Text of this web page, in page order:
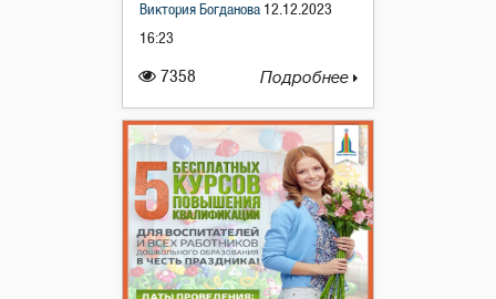
7358
Виктория Богданова 12.12.2023
16:23
Подробнее